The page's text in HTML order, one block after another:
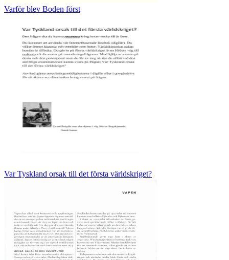
Varför blev Boden först
Var Tyskland orsak till det första världskriget?